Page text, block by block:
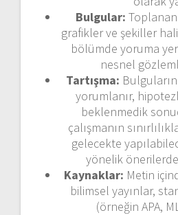
Bulgular:
grafikler ve şekiller
bölümde yoruma
nesnel
Tartışma:
yorumlanır,
beklenmedik
çalışmanın
gelecekte
yönelik
Kaynaklar: Metin
bilimsel yayınlar,
(örneğin APA,